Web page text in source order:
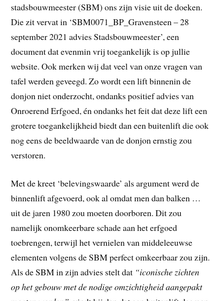
stadsbouwmeester (SBM) ons zijn visie uit de doeken.
Die zit vervat in ‘SBM0071_BP_Gravensteen – 28
september 2021 advies Stadsbouwmeester’, een
document dat evenmin vrij toegankelijk is op jullie
website. Ook merken wij dat veel van onze vragen van
tafel werden geveegd. Zo wordt een lift binnenin de
donjon niet onderzocht, ondanks positief advies van
Onroerend Erfgoed, én ondanks het feit dat deze lift een
grotere toegankelijkheid biedt dan een buitenlift die ook
nog eens de beeldwaarde van de donjon ernstig zou
verstoren.
Met de kreet ‘belevingswaarde’ als argument werd de
binnenlift afgevoerd, ook al omdat men dan balken …
uit de jaren 1980 zou moeten doorboren. Dit zou
namelijk onomkeerbare schade aan het erfgoed
toebrengen, terwijl het vernielen van middeleeuwse
elementen volgens de SBM perfect omkeerbaar zou zijn.
Als de SBM in zijn advies stelt dat “iconische zichten
op het gebouw met de nodige omzichtigheid aangepakt